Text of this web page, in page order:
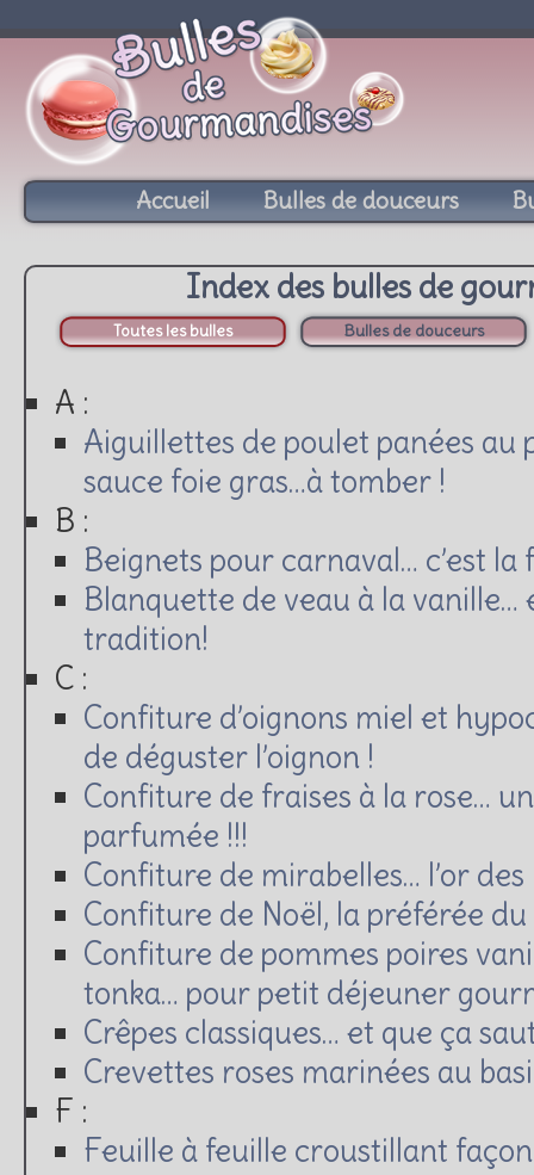
Accueil Bulles de douceurs
Index des bulles de
Toutes les bulles Bulles de douceurs
A :
Aiguillettes de poulet panées au
sauce foie gras…à tomber !
B :
Beignets pour carnaval… c’est la
Blanquette de veau à la
tradition!
C :
Confiture d’oignons miel et
de déguster l’oignon !
Confiture de fraises à la rose…
parfumée !!!
Confiture de mirabelles… l’or
Confiture de Noël, la préférée
Confiture de pommes poires
tonka… pour petit déjeuner
Crêpes classiques… et que ça
Crevettes roses marinées au
F :
Feuille à feuille croustillant